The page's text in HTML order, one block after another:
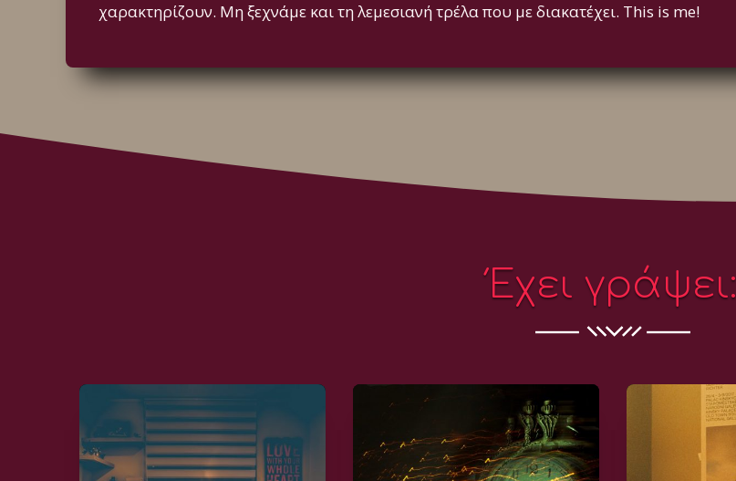
χαρακτηρίζουν. Μη ξεχνάμε και τη λεμεσιανή τρέλα που με διακατέχει. This is me!
Έχει γράψει: